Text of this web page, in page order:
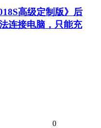
高级定制版》后
连接电脑，只能充
0